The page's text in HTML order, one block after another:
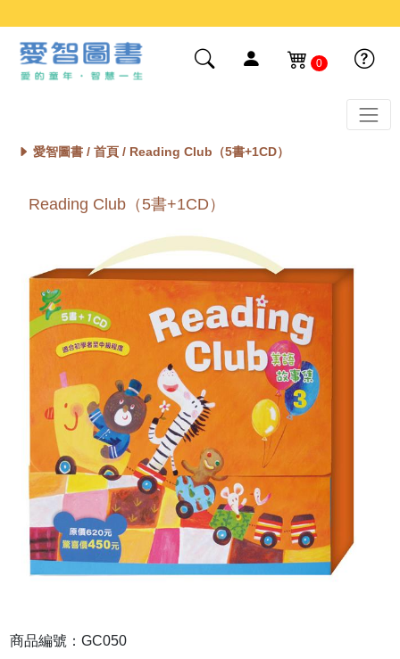
0
愛智圖書 / 首頁/ Reading Club（5書+1CD）
Reading Club（5書+1CD）
商品編號：GC050